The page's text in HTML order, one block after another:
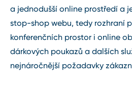
a jednodušší online prostředí a
stop-shop webu, tedy rozhraní
konferenčních prostor i online
dárkových poukazů a dalších
nejnáročnější požadavky